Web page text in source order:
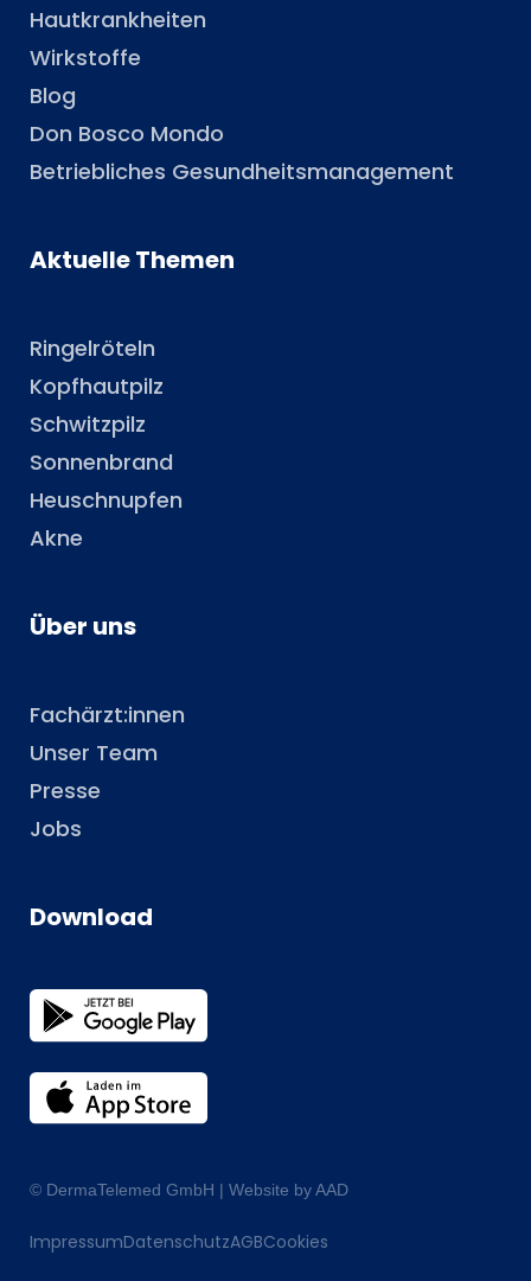
Hautkrankheiten
Wirkstoffe
Blog
Don Bosco Mondo
Betriebliches Gesundheitsmanagement
Aktuelle Themen
Ringelröteln
Kopfhautpilz
Schwitzpilz
Sonnenbrand
Heuschnupfen
Akne
Über uns
Fachärzt:innen
Unser Team
Presse
Jobs
Download
© DermaTelemed GmbH | Website by AAD
ImpressumDatenschutzAGBCookies